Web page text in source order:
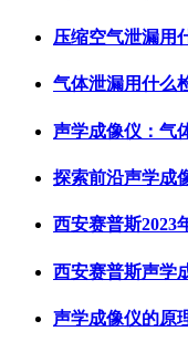
压缩空气泄漏用
气体泄漏用什么
声学成像仪：气
探索前沿声学成
西安赛普斯2023
西安赛普斯声学
声学成像仪的原